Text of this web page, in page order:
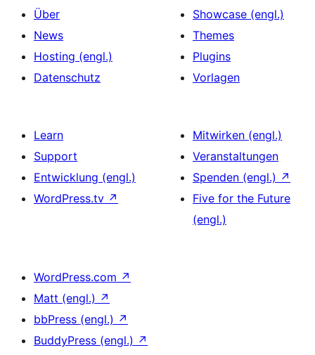
Über
News
Hosting (engl.)
Datenschutz
Showcase (engl.)
Themes
Plugins
Vorlagen
Learn
Support
Entwicklung (engl.)
WordPress.tv ↗
Mitwirken (engl.)
Veranstaltungen
Spenden (engl.) ↗
Five for the Future
(engl.)
WordPress.com ↗
Matt (engl.) ↗
bbPress (engl.) ↗
BuddyPress (engl.) ↗